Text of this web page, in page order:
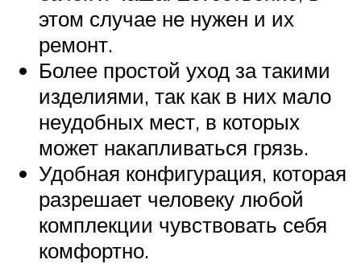
этом случае не нужен и их
ремонт.
Более простой уход за такими
изделиями, так как в них мало
неудобных мест, в которых
может накапливаться грязь.
Удобная конфигурация, которая
разрешает человеку любой
комплекции чувствовать себя
комфортно.